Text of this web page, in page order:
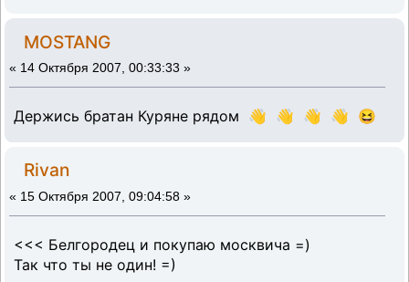
MOSTANG
« 14 Октября 2007, 00:33:33 »
Держись братан Куряне рядом 👋 👋 👋 👋 😆
Rivan
« 15 Октября 2007, 09:04:58 »
<<< Белгородец и покупаю москвича =)
Так что ты не один! =)